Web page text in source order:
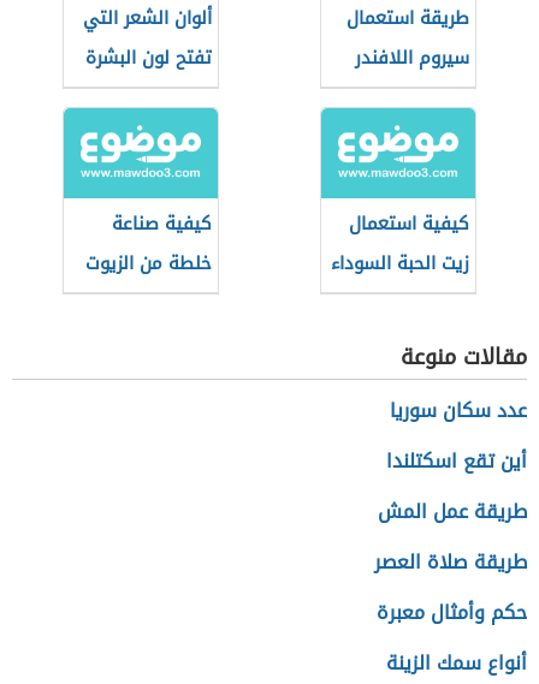
طريقة استعمال
سيروم اللافندر
للشعر
ألوان الشعر التي
تفتح لون البشرة
كيفية استعمال
زيت الحبة السوداء
للشعر
كيفية صناعة
خلطة من الزيوت
المفيدة للشعر
مقالات منوعة
عدد سكان سوريا
أين تقع اسكتلندا
طريقة عمل المش
طريقة صلاة العصر
حكم وأمثال معبرة
أنواع سمك الزينة